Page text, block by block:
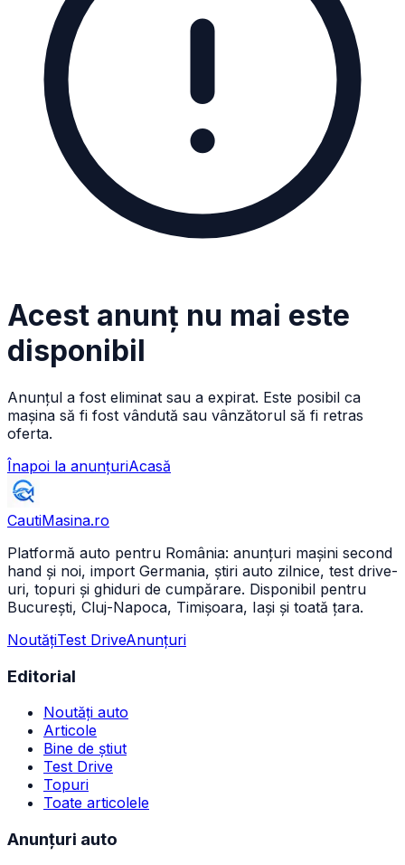
Acest anunț nu mai este
disponibil
Anunțul a fost eliminat sau a expirat. Este posibil ca
mașina să fi fost vândută sau vânzătorul să fi retras
oferta.
Înapoi la anunțuriAcasă
CautiMasina.ro
Platformă auto pentru România: anunțuri mașini second
hand și noi, import Germania, știri auto zilnice, test drive-
uri, topuri și ghiduri de cumpărare. Disponibil pentru
București, Cluj-Napoca, Timișoara, Iași și toată țara.
NoutățiTest DriveAnunțuri
Editorial
Noutăți auto
Articole
Bine de știut
Test Drive
Topuri
Toate articolele
Anunțuri auto